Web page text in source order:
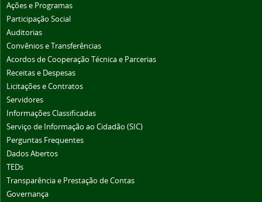
Ações e Programas
Participação Social
Auditorias
Convênios e Transferências
Acordos de Cooperação Técnica e Parcerias
Receitas e Despesas
Licitações e Contratos
Servidores
Informações Classificadas
Serviço de Informação ao Cidadão (SIC)
Perguntas Frequentes
Dados Abertos
TEDs
Transparência e Prestação de Contas
Governança